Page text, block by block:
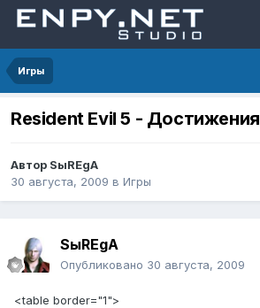
Игры
Resident Evil 5 - Достижения
Автор SыREgA
30 августа, 2009 в Игры
SыREgA
Опубликовано 30 августа, 2009
<table border="1">